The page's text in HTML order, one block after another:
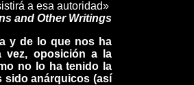
a esa autoridad»
and Other Writings
y de lo que nos ha
vez, oposición a la
no lo ha tenido la
sido anárquicos (así